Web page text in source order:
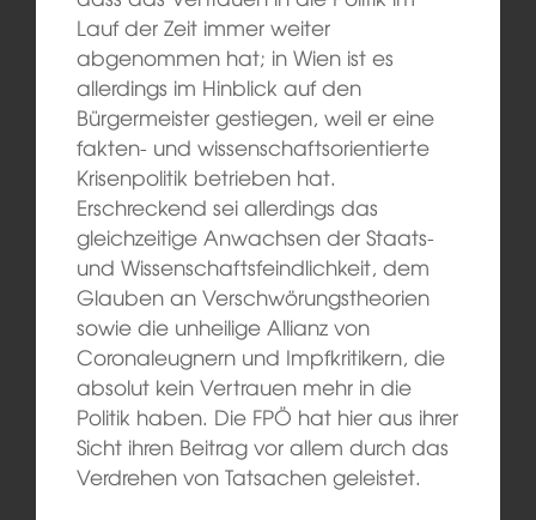
Lauf der Zeit immer weiter
abgenommen hat; in Wien ist es
allerdings im Hinblick auf den
Bürgermeister gestiegen, weil er eine
fakten- und wissenschaftsorientierte
Krisenpolitik betrieben hat.
Erschreckend sei allerdings das
gleichzeitige Anwachsen der Staats-
und Wissenschaftsfeindlichkeit, dem
Glauben an Verschwörungstheorien
sowie die unheilige Allianz von
Coronaleugnern und Impfkritikern, die
absolut kein Vertrauen mehr in die
Politik haben. Die FPÖ hat hier aus ihrer
Sicht ihren Beitrag vor allem durch das
Verdrehen von Tatsachen geleistet.